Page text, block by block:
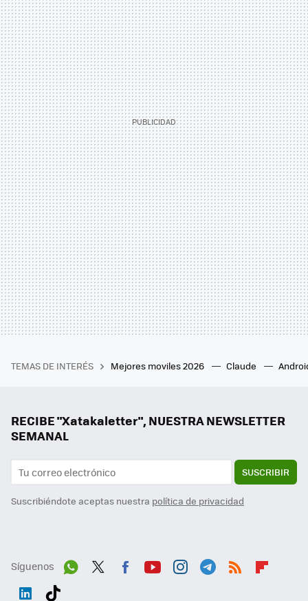
TEMAS DE INTERÉS Mejores moviles 2026 Claude
RECIBE "Xatakaletter", NUESTRA NEWSLETTER
SEMANAL
SUSCRIBIR
Suscribiéndote aceptas nuestra política de privacidad
Síguenos